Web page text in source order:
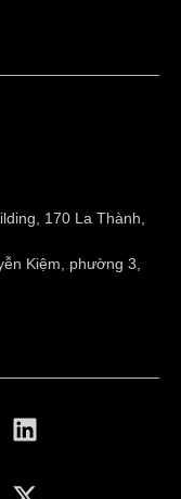
170 La Thành,
Kiệm, phường 3,